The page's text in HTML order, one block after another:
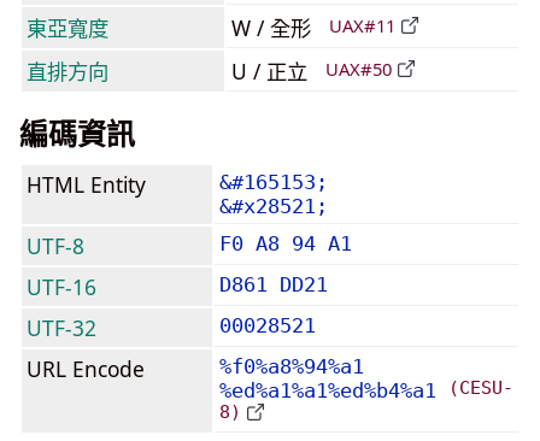
東亞寬度
W / 全形 UAX#11
直排方向 U / 正立 UAX#50
編碼資訊
HTML Entity
&#165153;
&#x28521;
UTF-8 F0 A8 94 A1
UTF-16 D861 DD21
UTF-32 00028521
URL Encode
%f0%a8%94%a1
%ed%a1%a1%ed%b4%a1
(CESU-
8)